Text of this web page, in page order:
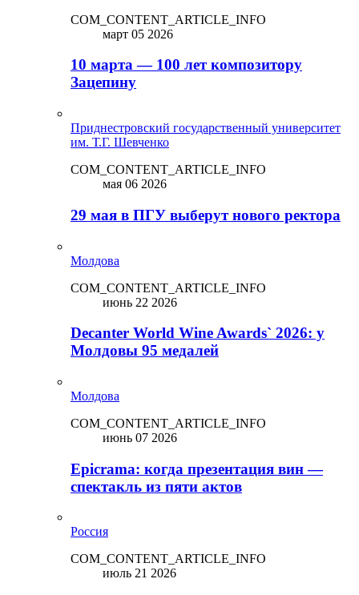
COM_CONTENT_ARTICLE_INFO
март 05 2026
10 марта — 100 лет композитору
Зацепину
Приднестровский государственный университет
им. Т.Г. Шевченко
COM_CONTENT_ARTICLE_INFO
мая 06 2026
29 мая в ПГУ выберут нового ректора
Молдова
COM_CONTENT_ARTICLE_INFO
июнь 22 2026
Decanter World Wine Awards` 2026: у
Молдовы 95 медалей
Молдова
COM_CONTENT_ARTICLE_INFO
июнь 07 2026
Epicrama: когда презентация вин —
спектакль из пяти актов
Россия
COM_CONTENT_ARTICLE_INFO
июль 21 2026